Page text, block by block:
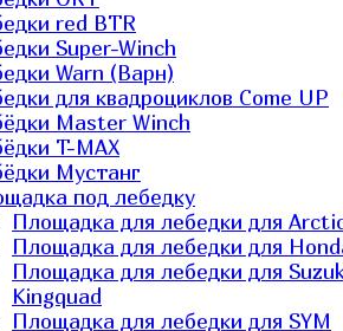
red BTR
Super-Winch
Warn (Варн)
для квадроциклов Come UP
Master Winch
T-MAX
Мустанг
под лебедку
Площадка для лебедки для
Площадка для лебедки для
Площадка для лебедки для
Kingquad
Площадка для лебедки для SYM